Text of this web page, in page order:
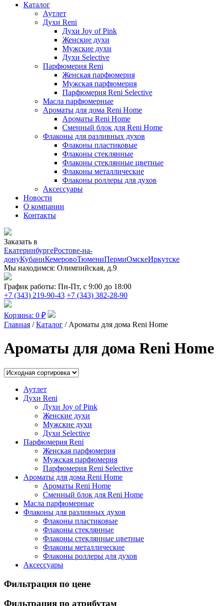
Каталог
Аутлет
Духи Reni
Духи Joy of Pink
Женские духи
Мужские духи
Духи Selective
Парфюмерия Reni
Женская парфюмерия
Мужская парфюмерия
Парфюмерия Reni Selective
Масла парфюмерные
Ароматы для дома Reni Home
Ароматы Reni Home
Сменный блок для Reni Home
Флаконы для разливных духов
Флаконы пластиковые
Флаконы стеклянные
Флаконы стеклянные цветные
Флаконы металлические
Флаконы роллеры для духов
Аксессуары
Новости
О компании
Контакты
Заказать в
ЕкатеринбургеРостове-на-
донуКубаниКемеровоТюмениПермиОмскеИркутске
Мы находимся: Олимпийская, д.9
График работы: Пн-Пт, с 9:00 до 18:00
+7 (343) 219-90-43 +7 (343) 382-28-90
Корзина: 0 ₽
Главная /Каталог / Ароматы для дома Reni Home
Ароматы для дома Reni Home
Аутлет
Духи Reni
Духи Joy of Pink
Женские духи
Мужские духи
Духи Selective
Парфюмерия Reni
Женская парфюмерия
Мужская парфюмерия
Парфюмерия Reni Selective
Ароматы для дома Reni Home
Ароматы Reni Home
Сменный блок для Reni Home
Масла парфюмерные
Флаконы для разливных духов
Флаконы пластиковые
Флаконы стеклянные
Флаконы стеклянные цветные
Флаконы металлические
Флаконы роллеры для духов
Аксессуары
Фильтрация по цене
Фильтрация по атрибутам